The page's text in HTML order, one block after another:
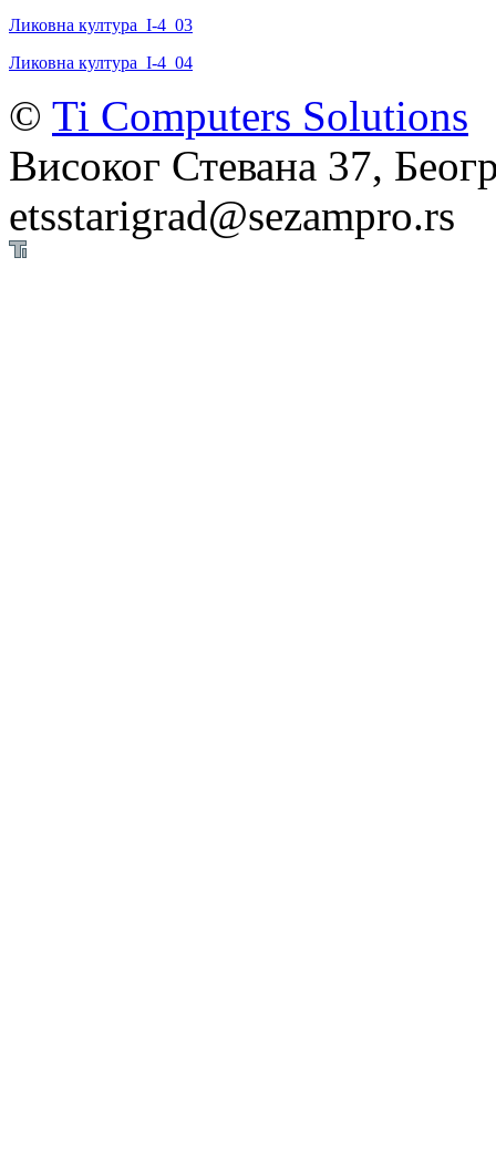
Ликовна култура_I-4_03
Ликовна култура_I-4_04
© Ti Computers Solutions
Високог Стевана 37,
etsstarigrad@sezampro.rs